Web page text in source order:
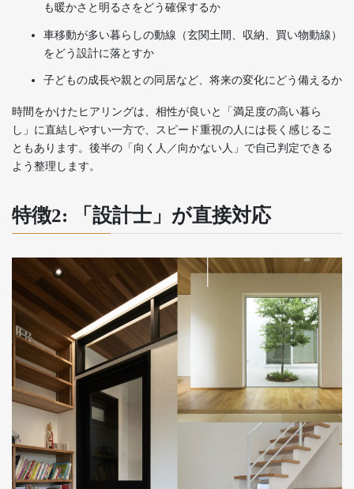
も暖かさと明るさをどう確保するか
車移動が多い暮らしの動線（玄関土間、収納、買い物動線）
をどう設計に落とすか
子どもの成長や親との同居など、将来の変化にどう備えるか
時間をかけたヒアリングは、相性が良いと「満足度の高い暮ら
し」に直結しやすい一方で、スピード重視の人には長く感じるこ
ともあります。後半の「向く人／向かない人」で自己判定できる
よう整理します。
特徴2: 「設計士」が直接対応